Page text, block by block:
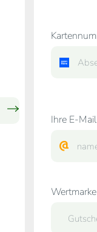
Ihre E-Mail
Wertmarke